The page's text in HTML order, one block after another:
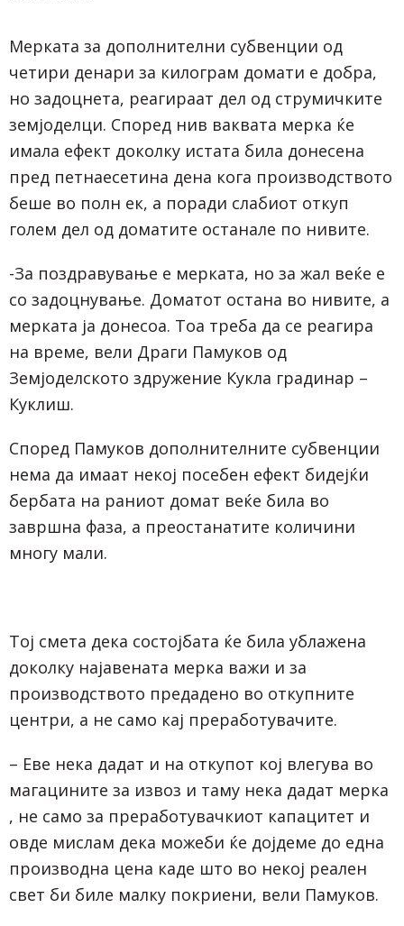
Мерката за дополнителни субвенции од
четири денари за килограм домати е добра,
но задоцнета, реагираат дел од струмичките
земјоделци. Според нив ваквата мерка ќе
имала ефект доколку истата била донесена
пред петнаесетина дена кога производството
беше во полн ек, а поради слабиот откуп
голем дел од доматите останале по нивите.
-За поздравување е мерката, но за жал веќе е
со задоцнување. Доматот остана во нивите, а
мерката ја донесоа. Тоа треба да се реагира
на време, вели Драги Памуков од
Земјоделското здружение Кукла градинар –
Куклиш.
Според Памуков дополнителните субвенции
нема да имаат некој посебен ефект бидејќи
бербата на раниот домат веќе била во
завршна фаза, а преостанатите количини
многу мали.
Тој смета дека состојбата ќе била ублажена
доколку најавената мерка важи и за
производството предадено во откупните
центри, а не само кај преработувачите.
– Еве нека дадат и на откупот кој влегува во
магацините за извоз и таму нека дадат мерка
, не само за преработувачкиот капацитет и
овде мислам дека можеби ќе дојдеме до една
производна цена каде што во некој реален
свет би биле малку покриени, вели Памуков.